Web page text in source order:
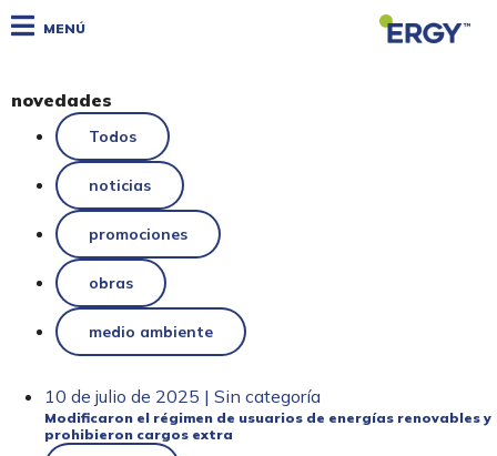
MENÚ
novedades
Todos
noticias
promociones
obras
medio ambiente
10 de julio de 2025 | Sin categoría
Modificaron el régimen de usuarios de energías renovables y
prohibieron cargos extra